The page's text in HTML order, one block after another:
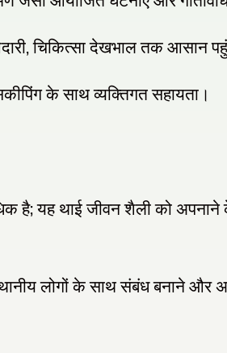
,चिकित्सा देखभाल तक आसान
के साथ व्यक्तिगत सहायता।
है;यह थाई जीवन शैली को अपनाने
लोगों के साथ संबंध बनाने